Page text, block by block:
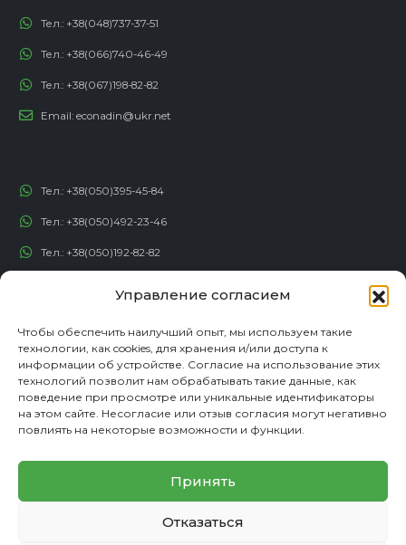
Управление согласием
Чтобы обеспечить наилучший опыт, мы используем такие
технологии, как cookies, для хранения и/или доступа к
информации об устройстве. Согласие на использование этих
технологий позволит нам обрабатывать такие данные, как
поведение при просмотре или уникальные идентификаторы
на этом сайте. Несогласие или отзыв согласия могут негативно
повлиять на некоторые возможности и функции.
Принять
Отказаться
Тел.: +38(048)737-37-51
Тел.: +38(066)740-46-49
Тел.: +38(067)198-82-82
Email: econadin@ukr.net
Тел.: +38(050)395-45-84
Тел.: +38(050)492-23-46
Тел.: +38(050)192-82-82
СОЦИАЛЬНЫЕ СЕТИ
© copyright 2026. Все права защищены